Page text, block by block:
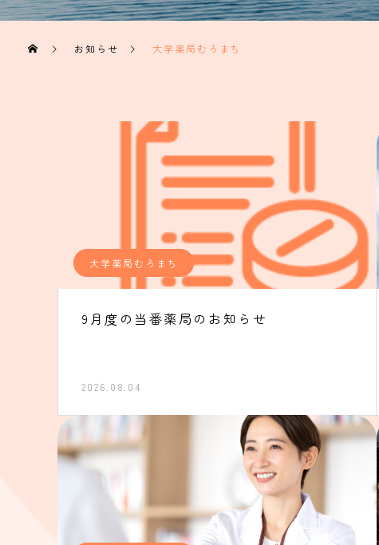
お知らせ 大学薬局むろまち
大学薬局むろまち
9月度の当番薬局のお知らせ
2026.08.04